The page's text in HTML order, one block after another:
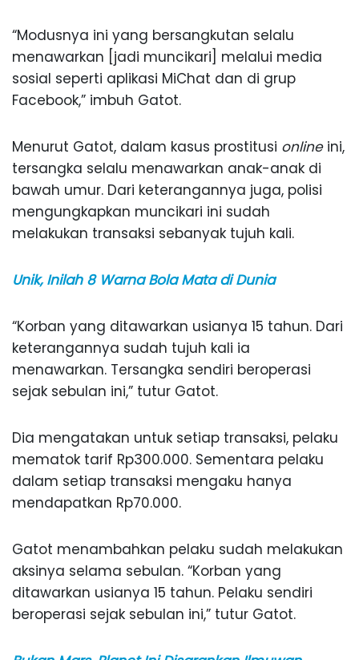
“Modusnya ini yang bersangkutan selalu
menawarkan [jadi muncikari] melalui media
sosial seperti aplikasi MiChat dan di grup
Facebook,” imbuh Gatot.
Menurut Gatot, dalam kasus prostitusi onlineini,
tersangka selalu menawarkan anak-anak di
bawah umur. Dari keterangannya juga, polisi
mengungkapkan muncikari ini sudah
melakukan transaksi sebanyak tujuh kali.
Unik, Inilah 8 Warna Bola Mata di Dunia
“Korban yang ditawarkan usianya 15 tahun. Dari
keterangannya sudah tujuh kali ia
menawarkan. Tersangka sendiri beroperasi
sejak sebulan ini,” tutur Gatot.
Dia mengatakan untuk setiap transaksi, pelaku
mematok tarif Rp300.000. Sementara pelaku
dalam setiap transaksi mengaku hanya
mendapatkan Rp70.000.
Gatot menambahkan pelaku sudah melakukan
aksinya selama sebulan. “Korban yang
ditawarkan usianya 15 tahun. Pelaku sendiri
beroperasi sejak sebulan ini,” tutur Gatot.